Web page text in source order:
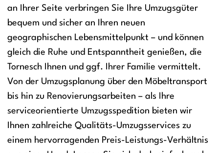
an Ihrer Seite verbringen Sie Ihre Umzugsgüter
bequem und sicher an Ihren neuen
geographischen Lebensmittelpunkt – und können
gleich die Ruhe und Entspanntheit genießen, die
Tornesch Ihnen und ggf. Ihrer Familie vermittelt.
Von der Umzugsplanung über den Möbeltransport
bis hin zu Renovierungsarbeiten – als Ihre
serviceorientierte Umzugsspedition bieten wir
Ihnen zahlreiche Qualitäts-Umzugsservices zu
einem hervorragenden Preis-Leistungs-Verhältnis